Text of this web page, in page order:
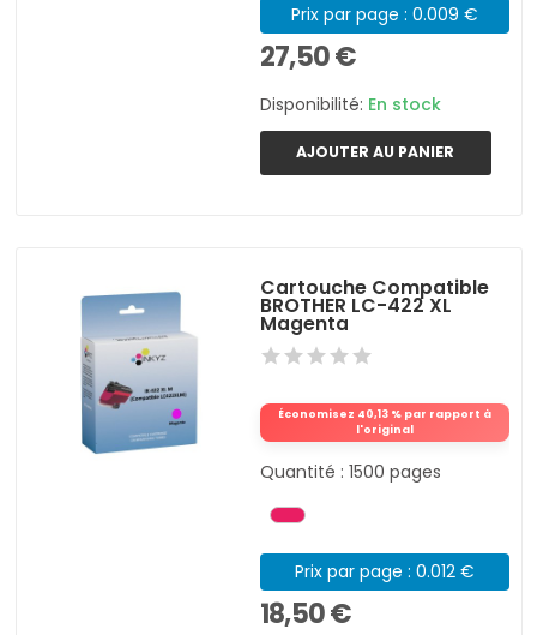
Prix par page : 0.009 €
27,50 €
Disponibilité: En stock
AJOUTER AU PANIER
Cartouche Compatible
BROTHER LC-422 XL
Magenta
Économisez 40,13 % par rapport à
l'original
Quantité : 1500 pages
Prix par page : 0.012 €
18,50 €